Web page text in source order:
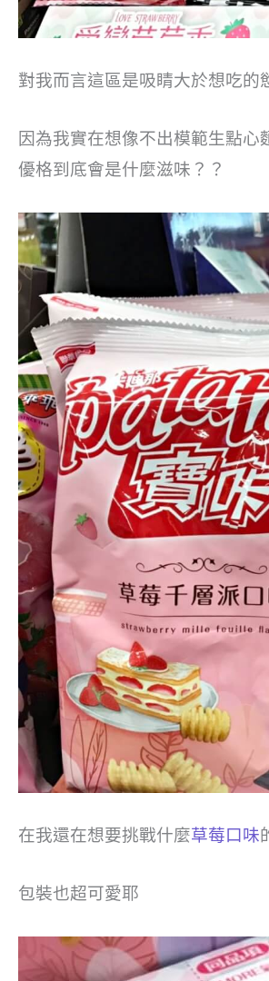
對我而言這區是吸睛大於想吃的
因為我實在想像不出模範生點心
優格到底會是什麼滋味？？
在我還在想要挑戰什麼草莓口味
包裝也超可愛耶